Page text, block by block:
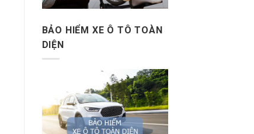
BẢO HIỂM XE Ô TÔ TOÀN
DIỆN